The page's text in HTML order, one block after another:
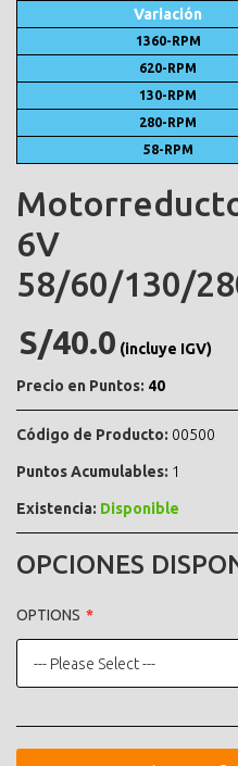
Variación
1360-RPM
620-RPM
130-RPM
280-RPM
58-RPM
6V
58/60/130/
S/40.0 (incluye IGV)
Precio en Puntos: 40
Código de Producto: 00500
Puntos Acumulables: 1
Existencia: Disponible
OPCIONES
OPTIONS
--- Please Select ---